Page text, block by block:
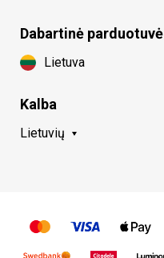
Dabartinė parduotuvė
Lietuva
Kalba
Lietuvių